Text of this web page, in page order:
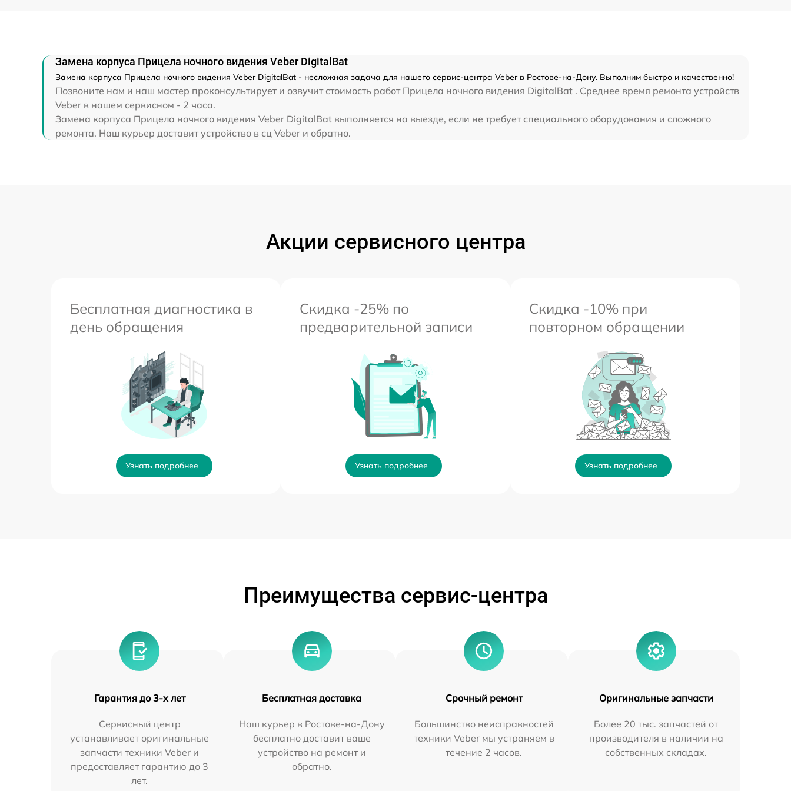
Замена корпуса Прицела ночного видения Veber DigitalBat
Замена корпуса Прицела ночного видения Veber DigitalBat - несложная задача для нашего сервис-центра Veber в Ростове-на-Дону. Выполним быстро и качественно!
Позвоните нам и наш мастер проконсультирует и озвучит стоимость работ Прицела ночного видения DigitalBat . Среднее время ремонта устройств
Veber в нашем сервисном - 2 часа.
Замена корпуса Прицела ночного видения Veber DigitalBat выполняется на выезде, если не требует специального оборудования и сложного
ремонта. Наш курьер доставит устройство в сц Veber и обратно.
Акции сервисного центра
Бесплатная диагностика в
день обращения
Узнать подробнее
Скидка -25% по
предварительной записи
Узнать подробнее
Скидка -10% при
повторном обращении
Узнать подробнее
Преимущества сервис-центра
Гарантия до 3-х лет
Сервисный центр
устанавливает оригинальные
запчасти техники Veber и
предоставляет гарантию до 3
лет.
Бесплатная доставка
Наш курьер в Ростове-на-Дону
бесплатно доставит ваше
устройство на ремонт и
обратно.
Срочный ремонт
Большинство неисправностей
техники Veber мы устраняем в
течение 2 часов.
Оригинальные запчасти
Более 20 тыс. запчастей от
производителя в наличии на
собственных складах.